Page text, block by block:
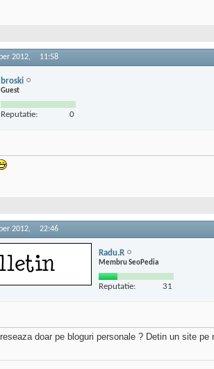
2012, 11:58
broski
Guest
Reputatie: 0
2012, 22:46
Radu.R
Membru SeoPedia
Reputatie: 31
doar pe bloguri personale ? Detin un site